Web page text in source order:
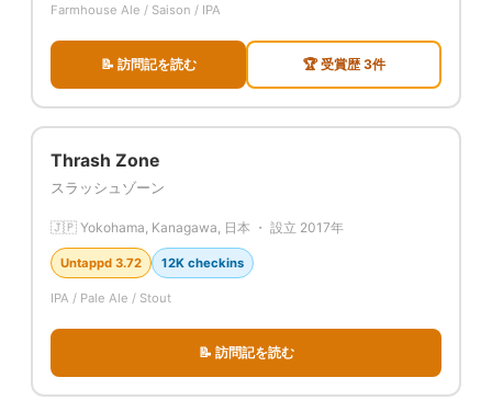
Farmhouse Ale / Saison / IPA
📝 訪問記を読む 🏆 受賞歴 3件
Thrash Zone
スラッシュゾーン
🇯🇵 Yokohama, Kanagawa, 日本 ・ 設立 2017年
Untappd 3.72 12K checkins
IPA / Pale Ale / Stout
📝 訪問記を読む